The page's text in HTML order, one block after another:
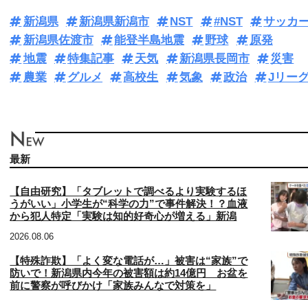
新潟県 新潟県新潟市 NST #NST
サッカ
新潟県佐渡市
能登半島地震 野球
原発
地震
特集記事 天気 新潟県長岡市
災害
農業
グルメ 高校生 気象 政治 Jリー
最新
【自由研究】「タブレットで調べるより実験するほ
うがいい」小学生が“科学の力”で事件解決！？血液
から犯人特定「実験は知的好奇心が増える」新潟
2026.08.06
【特殊詐欺】「よく変な電話が…」被害は“家族”で
防いで！新潟県内今年の被害額は約14億円 お盆を
前に警察が呼びかけ「家族みんなで対策を」